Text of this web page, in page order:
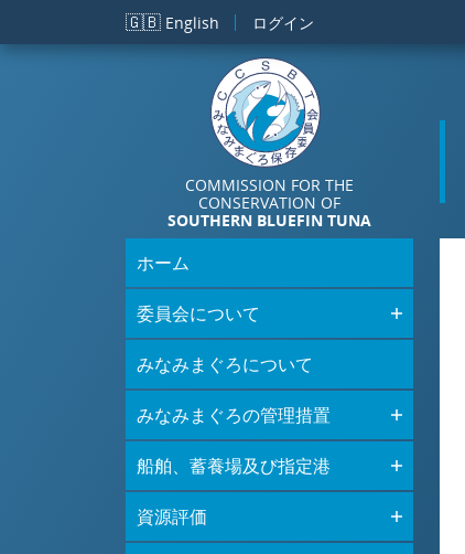
メインコンテンツに移動
🇬🇧 English ログイン
COMMISSION FOR THE
CONSERVATION OF
SOUTHERN BLUEFIN TUNA
ホーム
委員会について
みなみまぐろについて
みなみまぐろの管理措置
船舶、蓄養場及び指定港
資源評価